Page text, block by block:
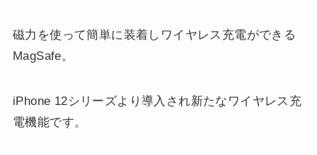
磁力を使って簡単に装着しワイヤレス充電ができる
MagSafe。
iPhone 12シリーズより導入され新たなワイヤレス充
電機能です。